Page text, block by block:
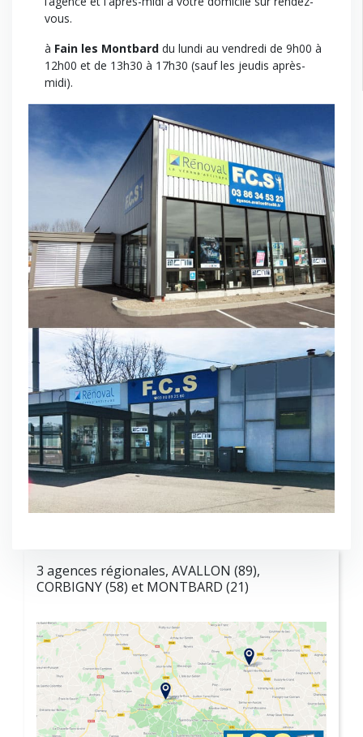
vous.
à Fain les Montbard du lundi au vendredi de 9h00 à
12h00 et de 13h30 à 17h30 (sauf les jeudis après-
midi).
3 agences régionales, AVALLON (89),
CORBIGNY (58) et MONTBARD (21)
Plan d'accès
AFFICHAGE